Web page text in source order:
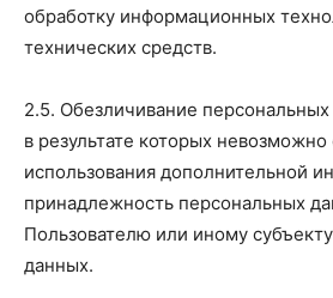
обработку информационных
технических средств.
2.5. Обезличивание
в результате которых
использования дополнительной
принадлежность персональных
Пользователю или иному
данных.